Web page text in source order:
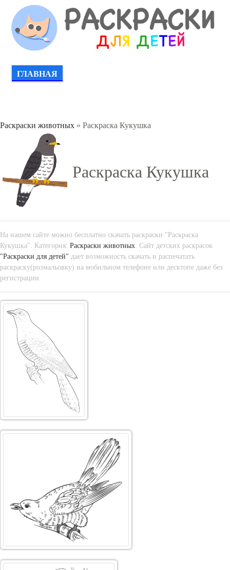
ГЛАВНАЯ
Раскраски животных » Раскраска Кукушка
Раскраска Кукушка
На нашем сайте можно бесплатно скачать раскраски "Раскраска
Кукушка". Категория: Раскраски животных. Сайт детских раскрасок
"Раскраски для детей" дает возможность скачать и распечатать
раскраску(розмальовку) на мобильном телефоне или десктопе даже без
регистрации.